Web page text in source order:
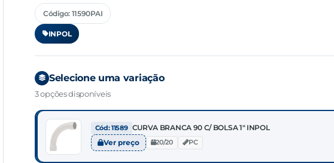
Código: 11590PAI
INPOL
Selecione uma variação
3 opções disponíveis
Cód: 11589 CURVA BRANCA 90 C/ BOLSA 1" INPOL
Ver preço 20/20 PC